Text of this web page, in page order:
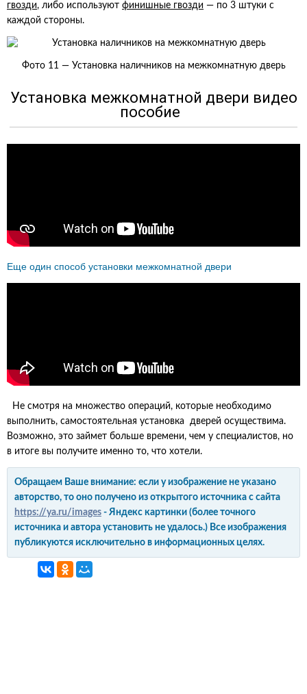
гвозди, либо используют финишные гвозди — по 3 штуки с
каждой стороны.
Фото 11 — Установка наличников на межкомнатную дверь
Установка межкомнатной двери видео
пособие
Еще один способ установки межкомнатной двери
Не смотря на множество операций, которые необходимо
выполнить, самостоятельная установка дверей осуществима.
Возможно, это займет больше времени, чем у специалистов, но
в итоге вы получите именно то, что хотели.
Обращаем Ваше внимание: если у изображение не указано
авторство, то оно получено из открытого источника с сайта
https://ya.ru/images - Яндекс картинки (более точного
источника и автора установить не удалось.) Все изображения
публикуются исключительно в информационных целях.